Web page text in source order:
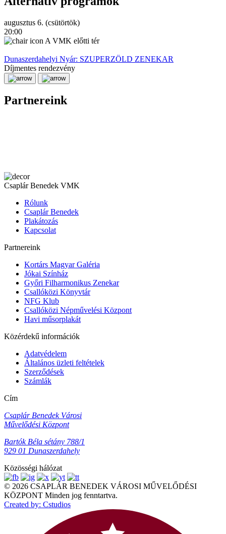
augusztus 6. (csütörtök)
20:00
A VMK előtti tér
Dunaszerdahelyi Nyár: SZUPERZÖLD ZENEKAR
Díjmentes rendezvény
Partnereink
Csaplár Benedek VMK
Rólunk
Csaplár Benedek
Plakátozás
Kapcsolat
Partnereink
Kortárs Magyar Galéria
Jókai Színház
Győri Filharmonikus Zenekar
Csallóközi Könyvtár
NFG Klub
Csallóközi Népművelési Központ
Havi műsorplakát
Közérdekű információk
Adatvédelem
Általános üzleti feltételek
Szerződések
Számlák
Cím
Csaplár Benedek Városi
Művelődési Központ
Bartók Béla sétány 788/1
929 01 Dunaszerdahely
Közösségi hálózat
© 2026 CSAPLÁR BENEDEK VÁROSI MŰVELŐDÉSI
KÖZPONT Minden jog fenntartva.
Created by: Cstudios